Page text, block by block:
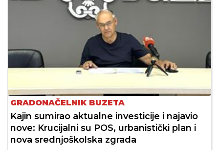
GRADONAČELNIK BUZETA
Kajin sumirao aktualne investicije i najavio
nove: Krucijalni su POS, urbanistički plan i
nova srednjoškolska zgrada